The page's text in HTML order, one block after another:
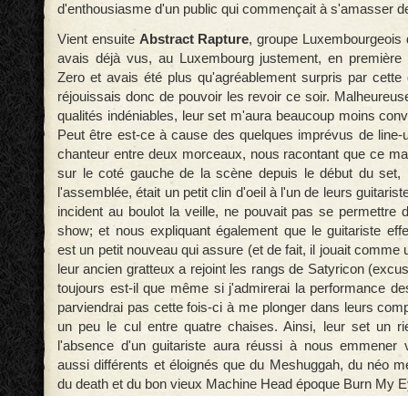
d'enthousiasme d'un public qui commençait à s'amasser
Vient ensuite Abstract Rapture, groupe
avais déjà vus, au Luxembourg justement, en première
Zero et avais été plus qu'agréablement surpris par cette
réjouissais donc de pouvoir les revoir ce soir.
qualités indéniables, leur set m'aura beaucoup moins
Peut être est-ce à cause des quelques imprévus de line-
chanteur entre deux morceaux, nous racontant que ce
sur le coté gauche de la scène depuis le début du set,
l'assemblée, était un petit clin d'oeil à l'un de leurs
incident au boulot la veille, ne pouvait pas se permettre
show; et nous expliquant également que le guitariste
est un petit nouveau qui assure (et de fait, il jouait comme
leur ancien gratteux a rejoint les rangs de Satyricon
toujours est-il que même si j'admirerai la performance
parviendrai pas cette fois-ci à me plonger dans leurs
un peu le cul entre quatre chaises. Ainsi, leur set un
l'absence d'un guitariste aura réussi à nous emmener
aussi différents et éloignés que du Meshuggah, du néo
du death et du bon vieux Machine Head époque Burn My